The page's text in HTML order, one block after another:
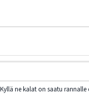
ne kalat on saatu